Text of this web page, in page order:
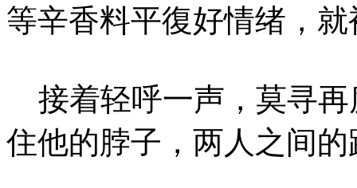
等辛香料平復好情绪，
接着轻呼一声，莫寻再
住他的脖子，两人之间